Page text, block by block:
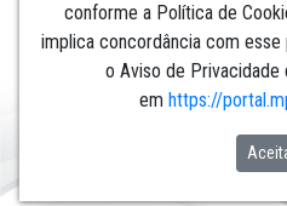
conforme a Política de
implica concordância com
o Aviso de Privacidade
em https://
Comunicação